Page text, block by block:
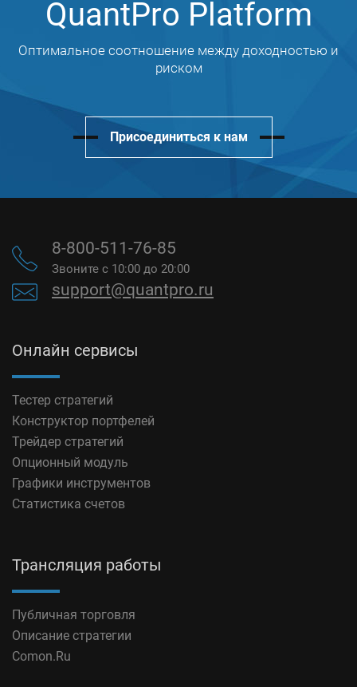
QuantPro Platform
Оптимальное соотношение между доходностью и
риском
Присоединиться к нам
8-800-511-76-85
Звоните с 10:00 до 20:00
support@quantpro.ru
Онлайн сервисы
Тестер стратегий
Конструктор портфелей
Трейдер стратегий
Опционный модуль
Графики инструментов
Статистика счетов
Трансляция работы
Публичная торговля
Описание стратегии
Comon.Ru